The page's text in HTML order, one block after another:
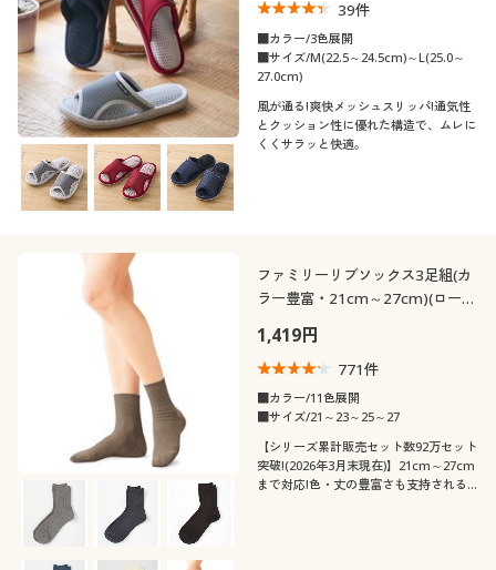
39件
■カラー/3色展開
■サイズ/M(22.5～24.5cm)～L(25.0～
27.0cm)
風が通る!爽快メッシュスリッパ!通気性
とクッション性に優れた構造で、ムレに
くくサラッと快適。
ファミリーリブソックス3足組(カ
ラー豊富・21cm～27cm)(ローク
1,419円
771件
■カラー/11色展開
■サイズ/21～23～25～27
【シリーズ累計販売セット数92万セット
突破!(2026年3月末現在)】21cm～27cm
まで対応!色・丈の豊富さも支持される